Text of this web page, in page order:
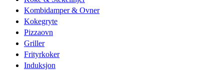
Kombidamper & Ovner
Kokegryte
Pizzaovn
Griller
Frityrkoker
Induksjon